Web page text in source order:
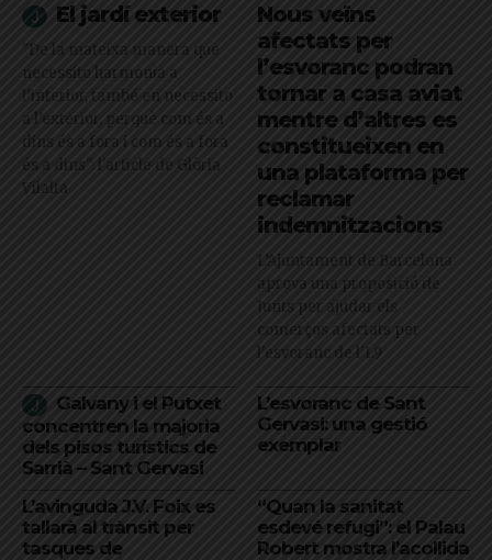
El jardí exterior
"De la mateixa manera que
necessito harmonia a
l’interior, també en necessito
a l’exterior, perquè com és a
dins és a fora i com és a fora
és a dins": l'article de Glòria
Vilalta
Nous veïns
afectats per
l’esvoranc podran
tornar a casa aviat
mentre d’altres es
constitueixen en
una plataforma per
reclamar
indemnitzacions
L’Ajuntament de Barcelona
aprova una proposició de
Junts per ajudar els
comerços afectats per
l'esvoranc de l'L9
Galvany i el Putxet
concentren la majoria
dels pisos turístics de
Sarrià – Sant Gervasi
L’esvoranc de Sant
Gervasi: una gestió
exemplar
L’avinguda J.V. Foix es
tallarà al trànsit per
tasques de
“Quan la sanitat
esdevé refugi”: el Palau
Robert mostra l’acollida